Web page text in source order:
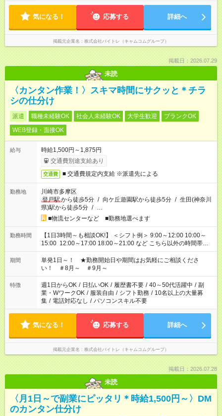
気になる！ 応募する 詳細へ
掲載元企業名 株式会社バイトレ（キャムコムグループ）
掲載日：2026.07.29
未読
〈カンタン作業！〉スキマ時間にサクッと＊チラ
シの仕分け
派遣 職種未経験OK 社会人未経験OK 大学生歓迎
ブランクOK
WEB登録・面接OK
給与
時給1,500円～1,875円
交通費別途支給あり
交通費 ■ 交通費規定内支給 ※派遣先による
勤務地
川崎市多摩区
登戸駅から徒歩5分 / 向ケ丘遊園駅から徒歩5分 / 生田(神奈川
県)駅から徒歩5分 / …
■物流センターなど ■勤務地選べます
勤務時間
【1日3時間～も相談OK!】 ＜シフト例＞ 9:00～12:00 10:00～
15:00 12:00～17:00 18:00～21:00 など こちら以外の時間帯も
お気軽にご相談ください！
期間
単発1日～！ ★勤務開始日や期間はお気軽にご相談くださ
い！ ＃8月～ ＃9月～
特徴 週1日からOK / 日払いOK / 履歴書不要 / 40～50代活躍中 / 副
業・WワークOK / 服装自由 / シフト勤務 / 10名以上の大量募
集 / 電話対応なし / パソコンスキル不要
気になる！ 応募する 詳細へ
掲載元企業名 株式会社バイトレ（キャムコムグループ）
掲載日：2026.07.28
未読
〈月1日～で副業にピッタリ＊時給1,500円～〉DM
のカンタン仕分け